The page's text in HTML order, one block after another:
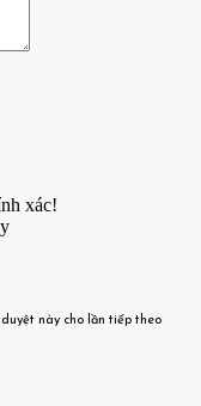
xác!
này cho lần tiếp theo